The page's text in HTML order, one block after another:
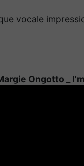
vocale
Ongotto _